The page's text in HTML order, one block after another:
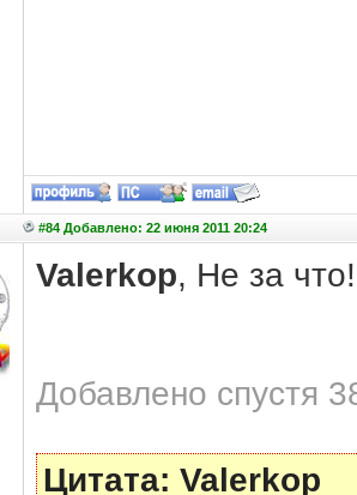
#84 Добавлено: 22 июня 2011 20:24
Valerkop, Не за что!
Добавлено спустя
Цитата: Valerkop